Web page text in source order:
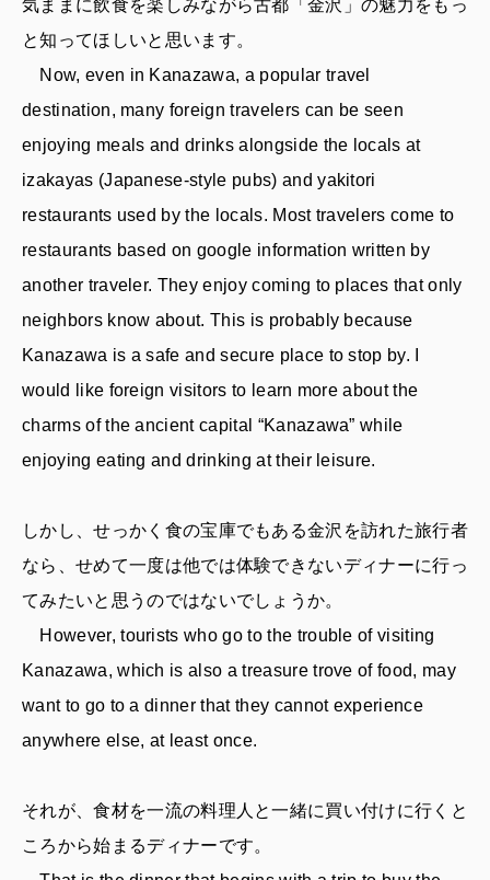
気ままに飲食を楽しみながら古都「金沢」の魅力をもっ
と知ってほしいと思います。
Now, even in Kanazawa, a popular travel
destination, many foreign travelers can be seen
enjoying meals and drinks alongside the locals at
izakayas (Japanese-style pubs) and yakitori
restaurants used by the locals. Most travelers come to
restaurants based on google information written by
another traveler. They enjoy coming to places that only
neighbors know about. This is probably because
Kanazawa is a safe and secure place to stop by. I
would like foreign visitors to learn more about the
charms of the ancient capital “Kanazawa” while
enjoying eating and drinking at their leisure.
しかし、せっかく食の宝庫でもある金沢を訪れた旅行者
なら、せめて一度は他では体験できないディナーに行っ
てみたいと思うのではないでしょうか。
However, tourists who go to the trouble of visiting
Kanazawa, which is also a treasure trove of food, may
want to go to a dinner that they cannot experience
anywhere else, at least once.
それが、食材を一流の料理人と一緒に買い付けに行くと
ころから始まるディナーです。